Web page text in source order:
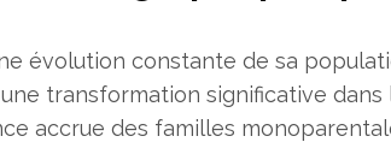
évolution constante de sa
transformation significative
accrue des familles